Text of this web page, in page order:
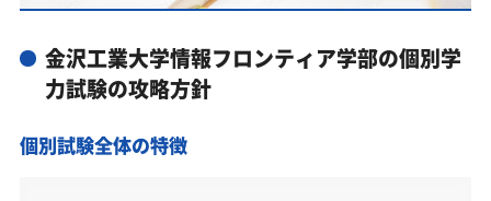
金沢工業大学情報フロンティア学部受験対策で学習
2027年度（令和9年度）金沢工業大学情報フロンテ
ィア学部入試に対応した受験対策カリキュラム・学
金沢工業大学情報フロンティア学部の個別学
力試験の攻略方針
個別試験全体の特徴